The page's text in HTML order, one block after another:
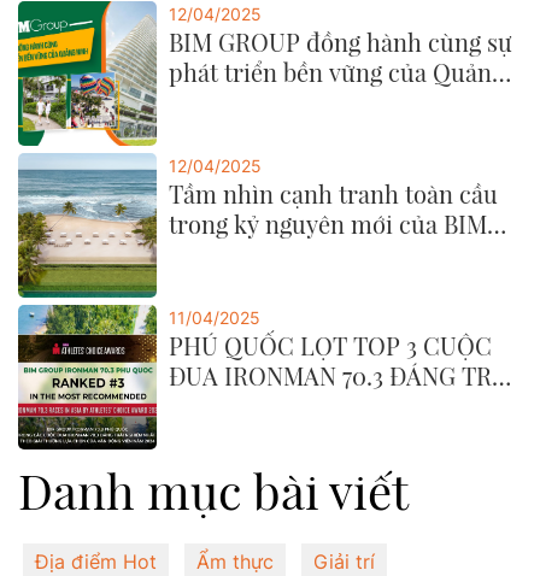
12/04/2025
BIM GROUP đồng hành cùng sự
phát triển bền vững của Quảng
12/04/2025
Tầm nhìn cạnh tranh toàn cầu
trong kỷ nguyên mới của BIM
11/04/2025
PHÚ QUỐC LỌT TOP 3 CUỘC
ĐUA IRONMAN 70.3 ĐÁNG TRẢI
Danh mục bài viết
Địa điểm Hot Ẩm thực Giải trí